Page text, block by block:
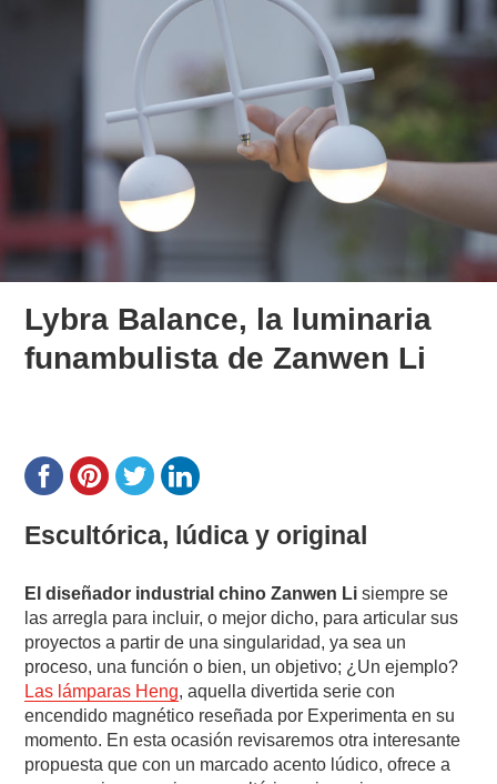
Lybra Balance, la luminaria
funambulista de Zanwen Li
Escultórica, lúdica y original
El diseñador industrial chino Zanwen Li siempre se
las arregla para incluir, o mejor dicho, para articular sus
proyectos a partir de una singularidad, ya sea un
proceso, una función o bien, un objetivo; ¿Un ejemplo?
Las lámparas Heng, aquella divertida serie con
encendido magnético reseñada por Experimenta en su
momento. En esta ocasión revisaremos otra interesante
propuesta que con un marcado acento lúdico, ofrece a